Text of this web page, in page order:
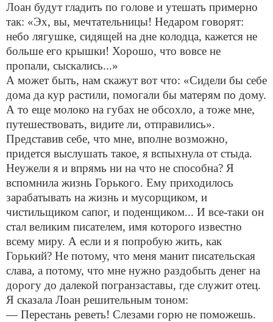
Лоан будут гладить по голове и утешать примерно
так: «Эх, вы, мечтательницы! Недаром говорят:
небо лягушке, сидящей на дне колодца, кажется не
больше его крышки! Хорошо, что вовсе не
пропали, сыскались...»
А может быть, нам скажут вот что: «Сидели бы себе
дома да кур растили, помогали бы матерям по дому.
А то еще молоко на губах не обсохло, а тоже мне,
путешествовать, видите ли, отправились».
Представив себе, что мне, вполне возможно,
придется выслушать такое, я вспыхнула от стыда.
Неужели я и впрямь ни на что не способна? Я
вспомнила жизнь Горького. Ему приходилось
зарабатывать на жизнь и мусорщиком, и
чистильщиком сапог, и поденщиком... И все-таки он
стал великим писателем, имя которого известно
всему миру. А если и я попробую жить, как
Горький? Не потому, что меня манит писательская
слава, а потому, что мне нужно раздобыть денег на
дорогу до далекой погранзаставы, где служит отец.
Я сказала Лоан решительным тоном:
— Перестань реветь! Слезами горю не поможешь.